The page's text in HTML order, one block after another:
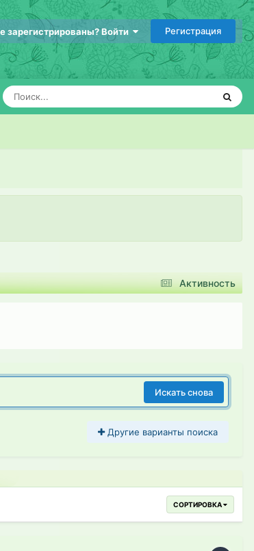
зарегистрированы? Войти Регистрация
Активность
Искать снова
Другие варианты поиска
СОРТИРОВКА